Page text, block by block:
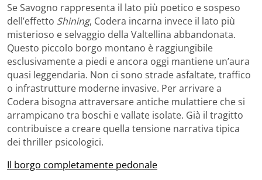
Se Savogno rappresenta il lato più poetico e sospeso
dell’effetto Shining, Codera incarna invece il lato più
misterioso e selvaggio della Valtellina abbandonata.
Questo piccolo borgo montano è raggiungibile
esclusivamente a piedi e ancora oggi mantiene un’aura
quasi leggendaria. Non ci sono strade asfaltate, traffico
o infrastrutture moderne invasive. Per arrivare a
Codera bisogna attraversare antiche mulattiere che si
arrampicano tra boschi e vallate isolate. Già il tragitto
contribuisce a creare quella tensione narrativa tipica
dei thriller psicologici.
Il borgo completamente pedonale